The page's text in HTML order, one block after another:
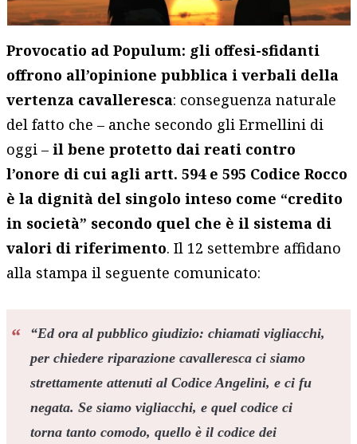
Provocatio ad Populum: gli offesi-sfidanti
offrono all’opinione pubblica i verbali della
vertenza cavalleresca: conseguenza naturale
del fatto che – anche secondo gli Ermellini di
oggi –il bene protetto dai reati contro
l’onore di cui agli artt. 594 e 595 Codice Rocco
è la dignità del singolo inteso come “credito
in società” secondo quel che è il sistema di
valori di riferimento. Il 12 settembre affidano
alla stampa il seguente comunicato:
“Ed ora al pubblico giudizio: chiamati vigliacchi,
per chiedere riparazione cavalleresca ci siamo
strettamente attenuti al Codice Angelini, e ci fu
negata. Se siamo vigliacchi, e quel codice ci
torna tanto comodo, quello è il codice dei